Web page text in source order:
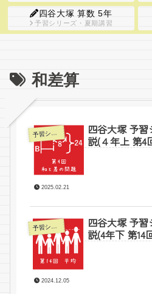
四谷大塚 算数 5年
予習シリーズ・夏期講習
和差算
予習シリーズ4年上ー四谷大塚
四谷大塚 予
説(４年上 第
2025.02.21
予習シリーズ4年下ー四谷大塚
四谷大塚 予
説(4年下 第
2024.12.05